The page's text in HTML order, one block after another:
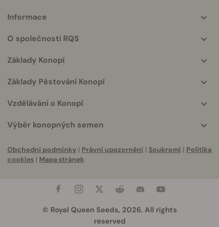
More
info
Informace
O společnosti RQS
Základy Konopí
Základy Pěstování Konopí
Vzdělávání o Konopí
Výběr konopných semen
Obchodní podmínky | Právní upozornění | Soukromí | Politika
cookies | Mapa stránek
© Royal Queen Seeds, 2026. All rights
reserved